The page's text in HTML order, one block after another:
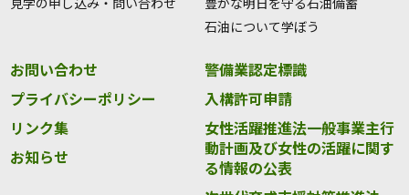
見学の申し込み・問い合わせ
豊かな明日を守る石油備蓄
石油について学ぼう
お問い合わせ
プライバシーポリシー
リンク集
お知らせ
警備業認定標識
入構許可申請
女性活躍推進法一般事業主行
動計画及び女性の活躍に関す
る情報の公表